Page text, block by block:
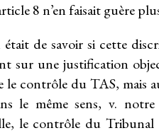
8 n’en faisait guère
de savoir si cette
sur une justification
contrôle du TAS, mais
le même sens, v. notre
le contrôle du